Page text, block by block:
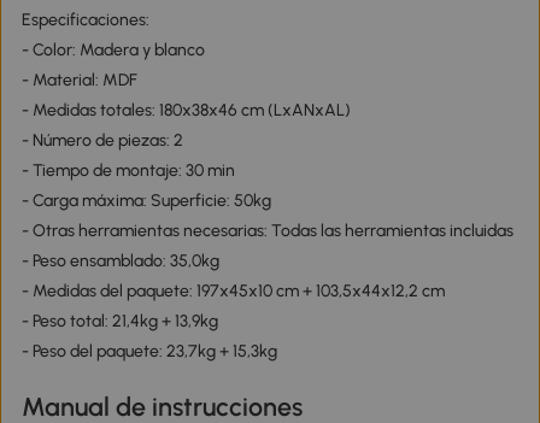
Especificaciones:
- Color: Madera y blanco
- Material: MDF
- Medidas totales: 180x38x46 cm (LxANxAL)
- Número de piezas: 2
- Tiempo de montaje: 30 min
- Carga máxima: Superficie: 50kg
- Otras herramientas necesarias: Todas las herramientas incluidas
- Peso ensamblado: 35,0kg
- Medidas del paquete: 197x45x10 cm + 103,5x44x12,2 cm
- Peso total: 21,4kg + 13,9kg
- Peso del paquete: 23,7kg + 15,3kg
Manual de instrucciones